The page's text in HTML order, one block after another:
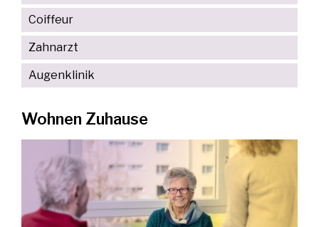
Coiffeur
Zahnarzt
Augenklinik
Wohnen Zuhause